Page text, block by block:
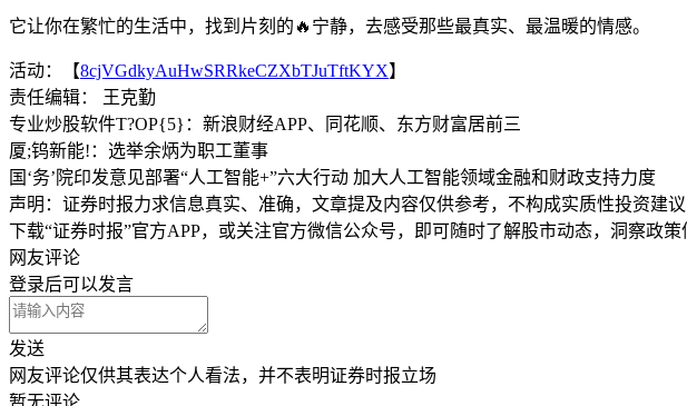
它让你在繁忙的生活中，找到片刻的🔥宁静，去感受那些最真实、最温暖的情感。
活动：【8cjVGdkyAuHwSRRkeCZXbTJuTftKYX】
责任编辑： 王克勤
专业炒股软件T?OP{5}：新浪财经APP、同花顺、东方财富居前三
厦;钨新能!：选举余炳为职工董事
国‘务’院印发意见部署“人工智能+”六大行动 加大人工智能领域金融和财政支持力度
声明：证券时报力求信息真实、准确，文章提及内容仅供参考，不构成实质性投资建
下载“证券时报”官方APP，或关注官方微信公众号，即可随时了解股市动态，洞察政策
网友评论
登录后可以发言
发送
网友评论仅供其表达个人看法，并不表明证券时报立场
暂无评论